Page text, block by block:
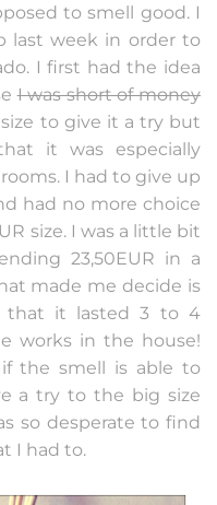
to smell good. I
last week in order to
I first had the idea
I was short of money
to give it a try but
it was especially
I had to give up
had no more choice
size. I was a little bit
23,50EUR in a
made me decide is
that it lasted 3 to 4
works in the house!
if the smell is able to
a try to the big size
so desperate to find
I had to.